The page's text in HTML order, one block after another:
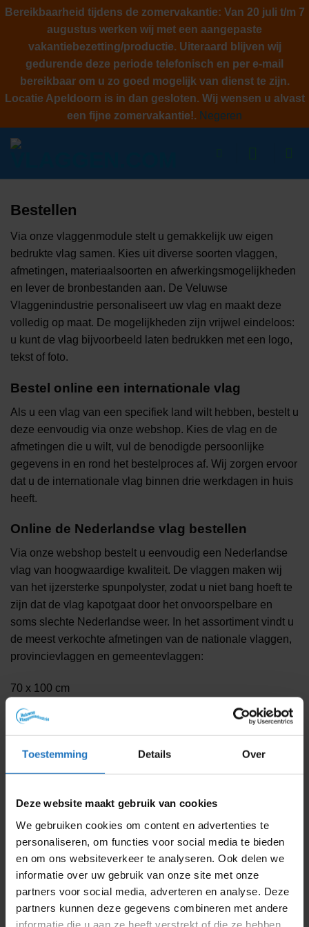
Toestemming Details Over
Deze website maakt gebruik van cookies
We gebruiken cookies om content en advertenties te
personaliseren, om functies voor social media te bieden
en om ons websiteverkeer te analyseren. Ook delen we
informatie over uw gebruik van onze site met onze
partners voor social media, adverteren en analyse. Deze
partners kunnen deze gegevens combineren met andere
informatie die u aan ze heeft verstrekt of die ze hebben
Bereikbaarheid tijdens de zomervakantie: Van 20 juli t/m 7
augustus werken wij met een aangepaste
vakantiebezetting/productie. Uiteraard blijven wij
gedurende deze periode telefonisch en per e-mail
bereikbaar om u zo goed mogelijk van dienst te zijn.
Locatie Apeldoorn is in dan gesloten. Wij wensen u alvast
een fijne zomervakantie!. Negeren
Ga
naar
Bestellen
Via onze vlaggenmodule stelt u gemakkelijk uw eigen
bedrukte vlag samen. Kies uit diverse soorten vlaggen,
afmetingen, materiaalsoorten en afwerkingsmogelijkheden
en lever de bronbestanden aan. De Veluwse
Vlaggenindustrie personaliseert uw vlag en maakt deze
volledig op maat. De mogelijkheden zijn vrijwel eindeloos:
u kunt de vlag bijvoorbeeld laten bedrukken met een logo,
tekst of foto.
Bestel online een internationale vlag
Als u een vlag van een specifiek land wilt hebben, bestelt u
deze eenvoudig via onze webshop. Kies de vlag en de
afmetingen die u wilt, vul de benodigde persoonlijke
gegevens in en rond het bestelproces af. Wij zorgen ervoor
dat u de internationale vlag binnen drie werkdagen in huis
heeft.
Online de Nederlandse vlag bestellen
Via onze webshop bestelt u eenvoudig een Nederlandse
vlag van hoogwaardige kwaliteit. De vlaggen maken wij
van het ijzersterke spunpolyster, zodat u niet bang hoeft te
zijn dat de vlag kapotgaat door het onvoorspelbare en
soms slechte Nederlandse weer. In het assortiment vindt u
de meest verkochte afmetingen van de nationale vlaggen,
provincievlaggen en gemeentevlaggen:
70 x 100 cm
100 x 150 cm
150 x 225 cm
200 x 300 cm
Er bestaan veel verschillende afmetingen van vlaggen. De
wijken regelmatig af. De meeste vlaggen worden daarom
tegenwoordig geproduceerd volgens een 2:3-verhouding
om uniformiteit aan te brengen. De afmetingen 100 x 150,
150 x 225 en 200 x 300 cm komt u dan ook het vaakst
tegen.
Online een vlaggenstok bestellen